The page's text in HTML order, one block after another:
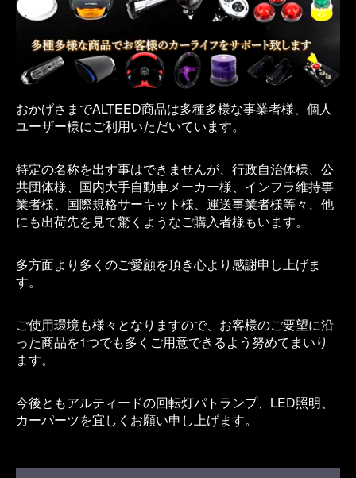
おかげさまでALTEED商品は多種多様な事業者様、個人
ユーザー様にご利用いただいています。
特定の名称を出す事はできませんが、行政自治体様、公
共団体様、国内大手自動車メーカー様、インフラ維持事
業者様、国際規格サーキット様、運送事業者様等々、他
にも出荷先を見て驚くようなご購入者様もいます。
多方面より多くのご愛顧を頂き心より感謝申し上げま
す。
ご使用環境も様々となりますので、お客様のご要望に沿
った商品を1つでも多くご用意できるよう努めてまいり
ます。
今後ともアルティードの回転灯パトランプ、LED照明、
カーパーツを宜しくお願い申し上げます。